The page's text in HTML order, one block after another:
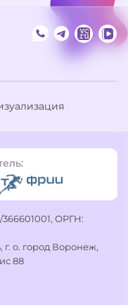
ОРГН:
о. город Воронеж,
88